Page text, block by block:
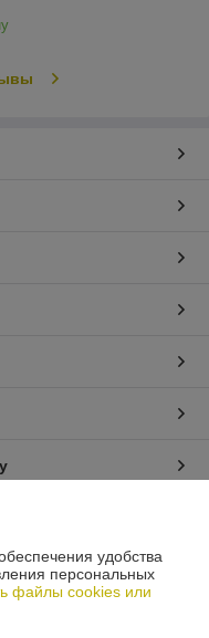
ответственностью
удобства
персональных
файлы cookies или